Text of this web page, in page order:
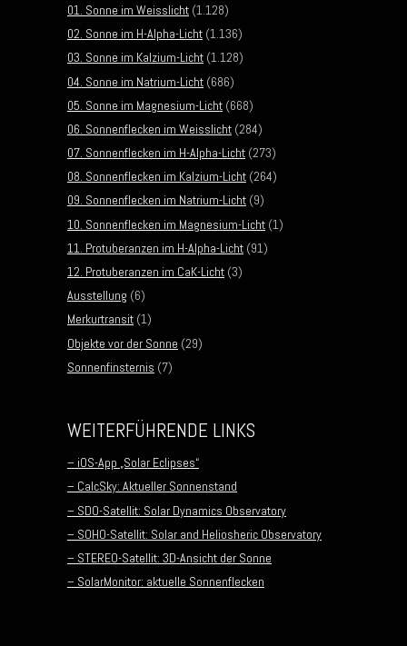
01. Sonne im Weisslicht (1.128)
02. Sonne im H-Alpha-Licht (1.136)
03. Sonne im Kalzium-Licht (1.128)
04. Sonne im Natrium-Licht (686)
05. Sonne im Magnesium-Licht (668)
06. Sonnenflecken im Weisslicht (284)
07. Sonnenflecken im H-Alpha-Licht (273)
08. Sonnenflecken im Kalzium-Licht (264)
09. Sonnenflecken im Natrium-Licht (9)
10. Sonnenflecken im Magnesium-Licht (1)
11. Protuberanzen im H-Alpha-Licht (91)
12. Protuberanzen im CaK-Licht (3)
Ausstellung (6)
Merkurtransit (1)
Objekte vor der Sonne (29)
Sonnenfinsternis (7)
WEITERFÜHRENDE LINKS
– iOS-App „Solar Eclipses“
– CalcSky: Aktueller Sonnenstand
– SDO-Satellit: Solar Dynamics Observatory
– SOHO-Satellit: Solar and Heliosheric Observatory
– STEREO-Satellit: 3D-Ansicht der Sonne
– SolarMonitor: aktuelle Sonnenflecken